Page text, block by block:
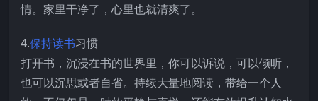
情。家里干净了，心里也就清爽了。
4.保持读书习惯
打开书，沉浸在书的世界里，你可以诉说，可以倾听，
也可以沉思或者自省。持续大量地阅读，带给一个人